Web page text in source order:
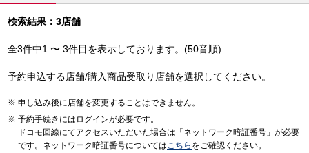
検索結果：3店舗
全3件中1 〜 3件目を表示しております。(50音順)
予約申込する店舗/購入商品受取り店舗を選択してください。
申し込み後に店舗を変更することはできません。
予約手続きにはログインが必要です。
ドコモ回線にてアクセスいただいた場合は「ネットワーク暗証番号」が必要
です。ネットワーク暗証番号についてはこちら をご確認ください。